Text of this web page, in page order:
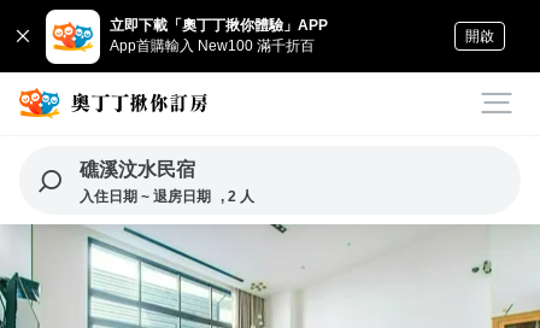
立即下載「奧丁丁揪你體驗」APP
App首購輸入 New100 滿千折百
開啟
礁溪汶水民宿
入住日期 ~ 退房日期 , 2 人